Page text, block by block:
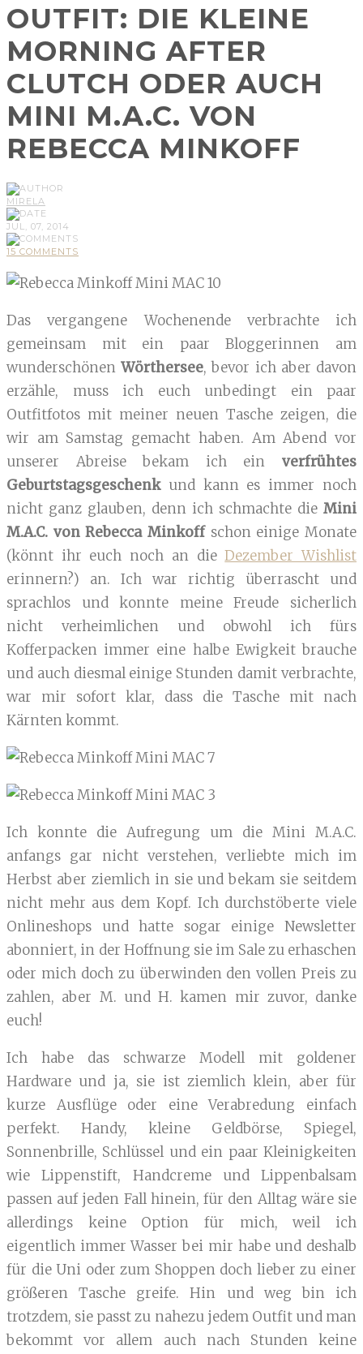
OUTFIT: DIE KLEINE
MORNING AFTER
CLUTCH ODER AUCH
MINI M.A.C. VON
REBECCA MINKOFF
MIRELA
JUL, 07, 2014
15 COMMENTS
Das vergangene Wochenende verbrachte ich
gemeinsam mit ein paar Bloggerinnen am
wunderschönenWörthersee, bevor ich aber davon
erzähle, muss ich euch unbedingt ein paar
Outfitfotos mit meiner neuen Tasche zeigen, die
wir am Samstag gemacht haben. Am Abend vor
unserer Abreise bekam ich ein verfrühtes
Geburtstagsgeschenkund kann es immer noch
nicht ganz glauben, denn ich schmachte die Mini
M.A.C. von Rebecca Minkoffschon einige Monate
(könnt ihr euch noch an dieDezember Wishlist
erinnern?) an. Ich war richtig überrascht und
sprachlos und konnte meine Freude sicherlich
nicht verheimlichen und obwohl ich fürs
Kofferpacken immer eine halbe Ewigkeit brauche
und auch diesmal einige Stunden damit verbrachte,
war mir sofort klar, dass die Tasche mit nach
Kärnten kommt.
Ich konnte die Aufregung um die Mini M.A.C.
anfangs gar nicht verstehen, verliebte mich im
Herbst aber ziemlich in sie und bekam sie seitdem
nicht mehr aus dem Kopf. Ich durchstöberte viele
Onlineshops und hatte sogar einige Newsletter
abonniert, in der Hoffnung sie im Sale zu erhaschen
oder mich doch zu überwinden den vollen Preis zu
zahlen, aber M. und H. kamen mir zuvor, danke
euch!
Ich habe das schwarze Modell mit goldener
Hardware und ja, sie ist ziemlich klein, aber für
kurze Ausflüge oder eine Verabredung einfach
perfekt. Handy, kleine Geldbörse, Spiegel,
Sonnenbrille, Schlüssel und ein paar Kleinigkeiten
wie Lippenstift, Handcreme und Lippenbalsam
passen auf jeden Fall hinein, für den Alltag wäre sie
allerdings keine Option für mich, weil ich
eigentlich immer Wasser bei mir habe und deshalb
für die Uni oder zum Shoppen doch lieber zu einer
größeren Tasche greife. Hin und weg bin ich
trotzdem, sie passt zu nahezu jedem Outfit und man
bekommt vor allem auch nach Stunden keine